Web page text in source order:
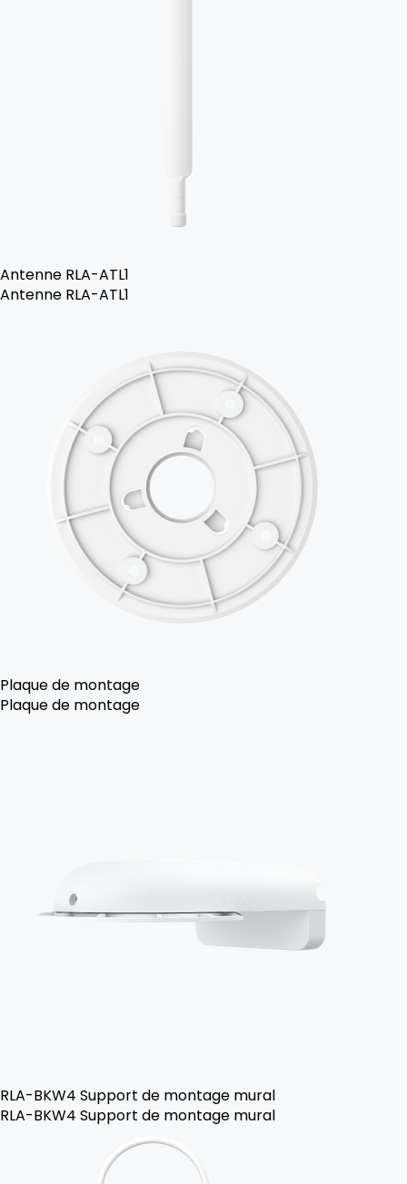
Antenne RLA-ATL1
Antenne RLA-ATL1
Plaque de montage
Plaque de montage
RLA-BKW4 Support de montage mural
RLA-BKW4 Support de montage mural